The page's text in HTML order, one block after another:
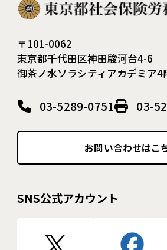
〒101-0062
東京都千代田区神田駿河台4-6
御茶ノ水ソラシティアカデミア4
03-5289-0751 03-
お問い合わせはこ
SNS公式アカウント